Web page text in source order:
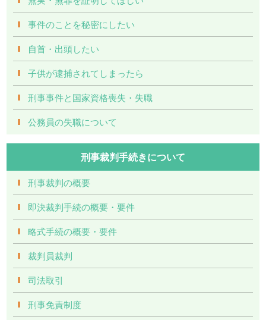
事件のことを秘密にしたい
自首・出頭したい
子供が逮捕されてしまったら
刑事事件と国家資格喪失・失職
公務員の失職について
刑事裁判手続きについて
刑事裁判の概要
即決裁判手続の概要・要件
略式手続の概要・要件
裁判員裁判
司法取引
刑事免責制度